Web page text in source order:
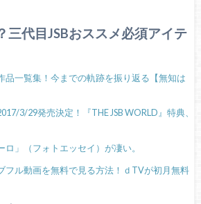
三代目JSBおススメ必須アイテ
品一覧集！今までの軌跡を振り返る【無知は
3/29発売決定！『THE JSB WORLD』特典、
」（フォトエッセイ）が凄い。
フル動画を無料で見る方法！ｄTVが初月無料